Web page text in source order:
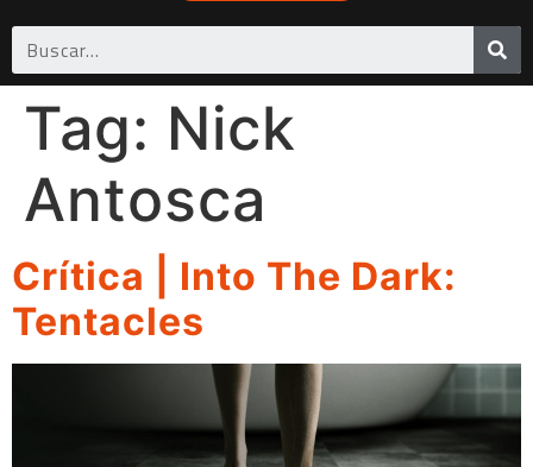
Tag: Nick
Antosca
Crítica | Into The Dark:
Tentacles